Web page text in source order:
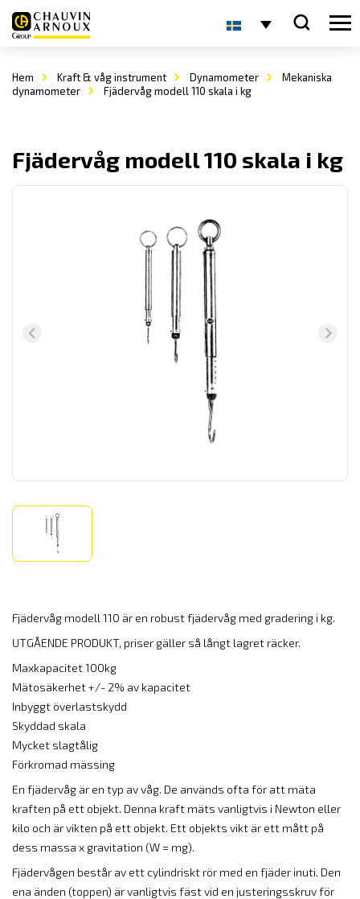
Hem Kraft & våg instrument Dynamometer
Mekaniska
dynamometer
Fjädervåg modell 110 skala i kg
Fjädervåg modell 110 skala i kg
Fjädervåg modell 110 är en robust fjädervåg med gradering i kg.
UTGÅENDE PRODUKT, priser gäller så långt lagret räcker.
Maxkapacitet 100kg
Mätosäkerhet +/- 2% av kapacitet
Inbyggt överlastskydd
Skyddad skala
Mycket slagtålig
Förkromad mässing
En fjädervåg är en typ av våg. De används ofta för att mäta
kraften på ett objekt. Denna kraft mäts vanligtvis i Newton eller
kilo och är vikten på ett objekt. Ett objekts vikt är ett mått på
dess massa x gravitation (W = mg).
Fjädervågen består av ett cylindriskt rör med en fjäder inuti. Den
ena änden (toppen) är vanligtvis fäst vid en justeringsskruv för